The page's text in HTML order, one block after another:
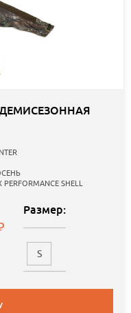
ДЕМИСЕЗОННАЯ
PERFORMANCE SHELL
Размер:
S